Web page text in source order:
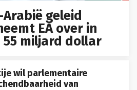
geleid
EA over in
55 miljard dollar
wil parlementaire
van